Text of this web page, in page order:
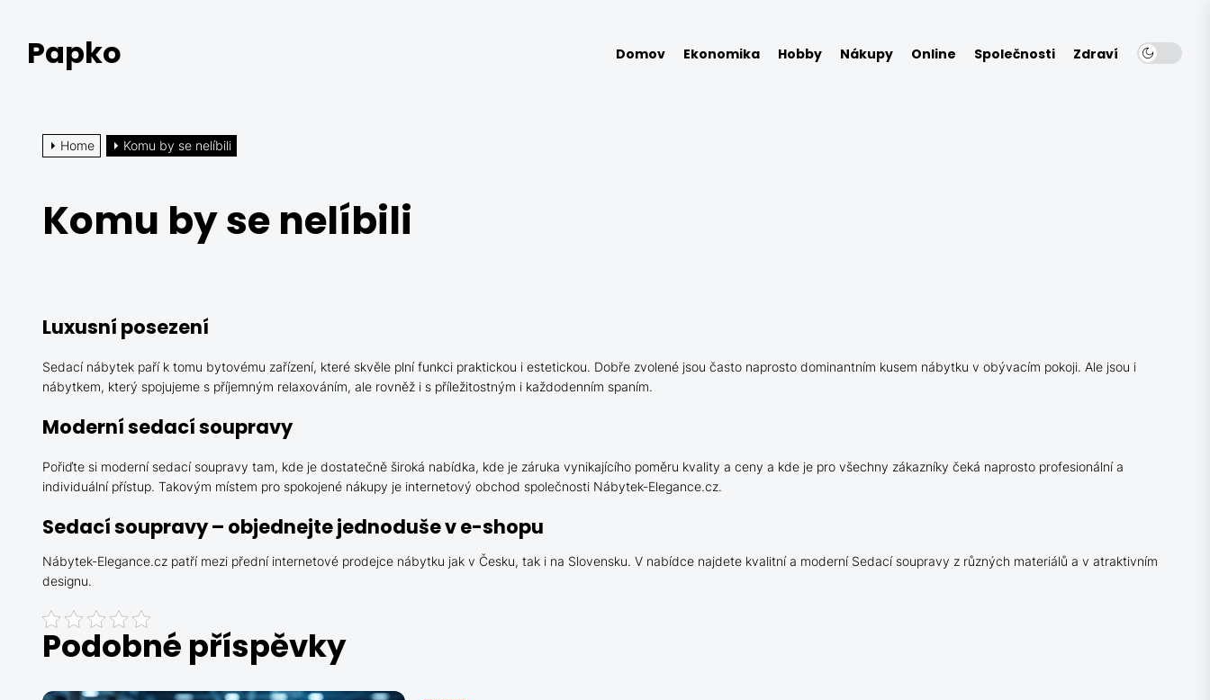
Papko Domov Ekonomika Hobby Nákupy Online Společnosti Zdraví
Home Komu by se nelíbili
Komu by se nelíbili
Luxusní posezení
Sedací nábytek paří k tomu bytovému zařízení, které skvěle plní funkci praktickou i estetickou. Dobře zvolené jsou často naprosto dominantním kusem nábytku v obývacím pokoji. Ale jsou i
nábytkem, který spojujeme s příjemným relaxováním, ale rovněž i s příležitostným i každodenním spaním.
Moderní sedací soupravy
Pořiďte si moderní sedací soupravy tam, kde je dostatečně široká nabídka, kde je záruka vynikajícího poměru kvality a ceny a kde je pro všechny zákazníky čeká naprosto profesionální a
individuální přístup. Takovým místem pro spokojené nákupy je internetový obchod společnosti Nábytek-Elegance.cz.
Sedací soupravy – objednejte jednoduše v e-shopu
Nábytek-Elegance.cz patří mezi přední internetové prodejce nábytku jak v Česku, tak i na Slovensku. V nabídce najdete kvalitní a moderní Sedací soupravy z různých materiálů a v atraktivním
designu.
Podobné příspěvky